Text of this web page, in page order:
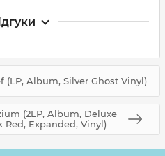
(LP, Album, Silver Ghost Vinyl)
(2LP, Album, Deluxe
Red, Expanded, Vinyl)